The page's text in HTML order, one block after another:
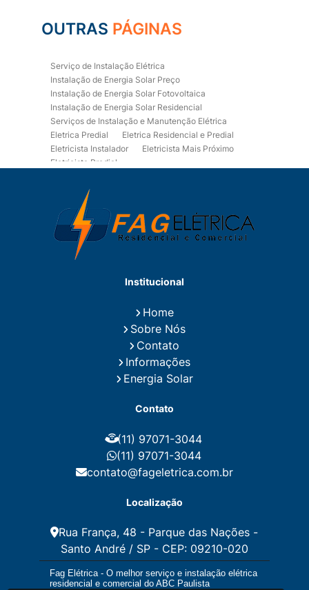
OUTRAS PÁGINAS
Serviço de Instalação Elétrica
Instalação de Energia Solar Preço
Instalação de Energia Solar Fotovoltaica
Instalação de Energia Solar Residencial
Serviços de Instalação e Manutenção Elétrica
Eletrica Predial
Eletrica Residencial e Predial
Eletricista Instalador
Eletricista Mais Próximo
Eletricista Predial
Eletricista Residencial
Eletricista Residencial E Predial
Eletricistas de Manutenção
Empresa de Instalações Elétricas
Empresa de Manutenção Eletrica
Empresa de Prestação de Serviços Eletricos
Fiação para Instalação Eletrica Residencial
Instalação de Energia Solar Residencial Preço
Instalação de Painel Solar
Instalação de Placa Solar
Instalação de Sistema Fotovoltaico
Instalação E Manutenção Elétrica
Instalação Elétrica Comercial
Instalação Elétrica Residencial Simples
Instalações Elétricas Prediais
Instalações Elétricas Residenciais
Instalador de Energia Solar
Instalador de Placa Solar
Instalador Fotovoltaico
Instalar Energia Solar
Manutenção Elétrica
Manutenção Eletrica Predial
Manutenção Elétrica Preventiva
Manutenção Eletrica Residencial
Manutenção Preventiva E Corretiva Instalações
Institucional
Home
Sobre Nós
Contato
Informações
Energia Solar
Contato
(11) 97071-3044
(11) 97071-3044
contato@fageletrica.com.br
Localização
Rua França, 48 - Parque das Nações -
Santo André / SP - CEP: 09210-020
Fag Elétrica - O melhor serviço e instalação elétrica
residencial e comercial do ABC Paulista